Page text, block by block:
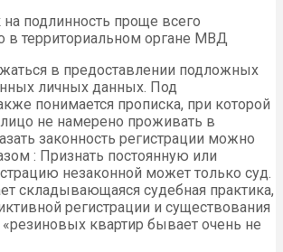
подлинность проще всего
в территориальном органе МВД
в предоставлении подложных
личных данных. Под
понимается прописка, при которой
не намерено проживать в
законность регистрации можно
: Признать постоянную или
незаконной может только суд.
складывающаяся судебная практика,
регистрации и существования
квартир бывает очень не